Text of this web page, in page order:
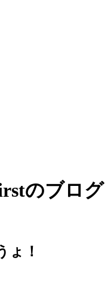
のブログ
ょ！